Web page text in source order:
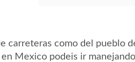
carreteras como del pueblo
Mexico podeis ir